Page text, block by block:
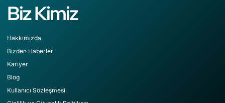
Biz Kimiz
Hakkımızda
Bizden Haberler
Kariyer
Blog
Kullanıcı Sözleşmesi